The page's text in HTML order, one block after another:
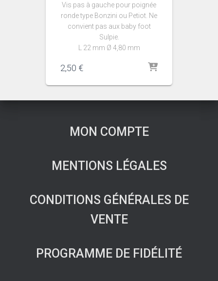
Vis pas à gauche pour poignée
ronde type Bonzini ou Petiot. Ne
convient pas aux baby foot
Sulpie.
L 22 mm Ø 4,80 mm
2,50 €
MON COMPTE
MENTIONS LÉGALES
CONDITIONS GÉNÉRALES DE
VENTE
PROGRAMME DE FIDÉLITÉ